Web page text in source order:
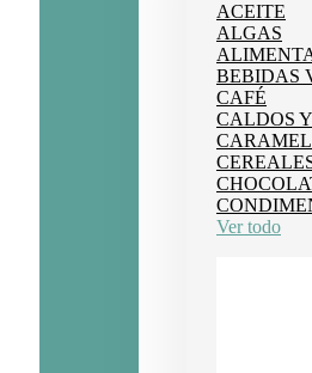
ACEITE
ALGAS
BEBIDAS
CAFÉ
CALDOS
Ver todo